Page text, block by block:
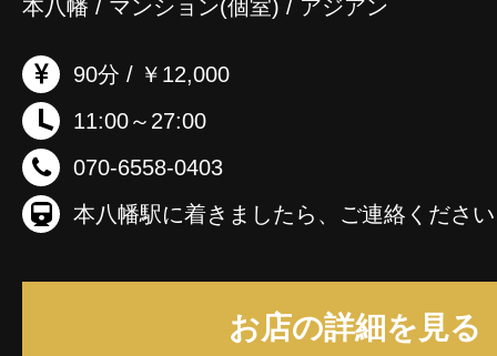
本八幡 / マンション(個室) / アジアン
90分 / ￥12,000
11:00～27:00
070-6558-0403
本八幡駅に着きましたら、ご連絡くださ
お店の詳細を見る